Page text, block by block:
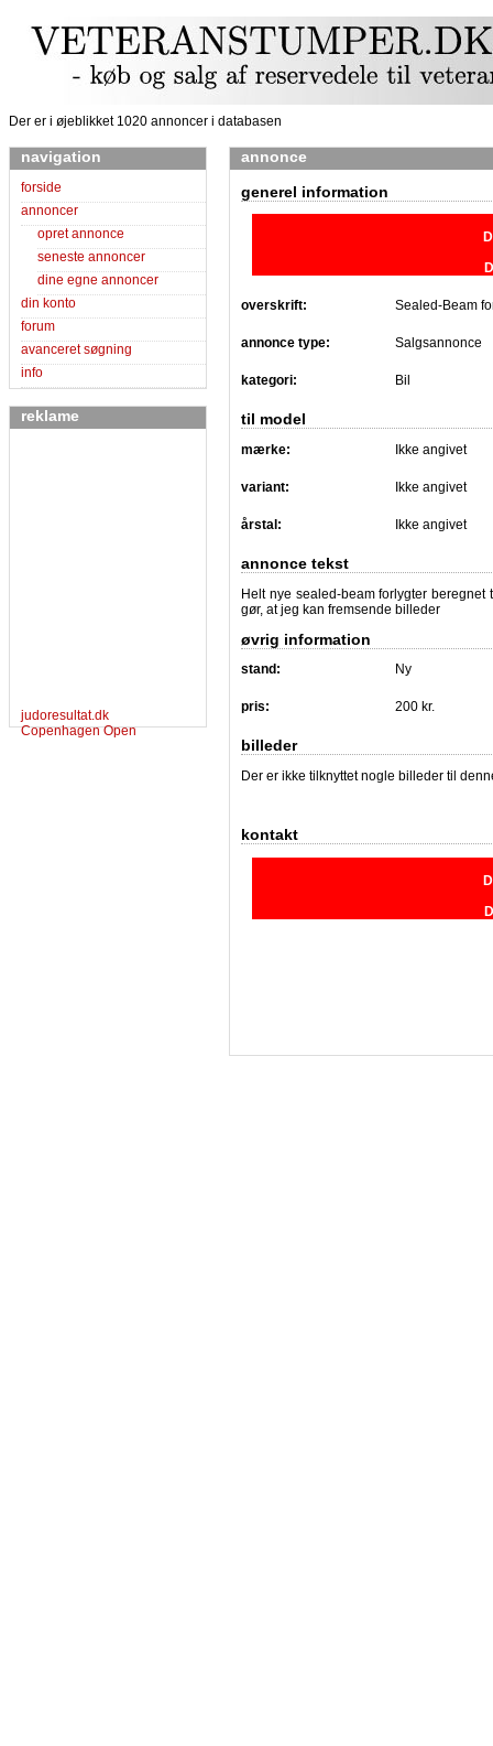
Der er i øjeblikket 1020 annoncer i databasen
navigation
forside
annoncer
opret annonce
seneste annoncer
dine egne annoncer
din konto
forum
avanceret søgning
info
reklame
judoresultat.dk
Copenhagen Open
annonce
generel information
overskrift: Sealed-Beam
annonce type: Salgsannonce
kategori: Bil
til model
mærke: Ikke angivet
variant: Ikke angivet
årstal: Ikke angivet
annonce tekst
Helt nye sealed-beam forlygter
gør, at jeg kan fremsende billeder
øvrig information
stand: Ny
pris: 200 kr.
billeder
Der er ikke tilknyttet nogle billeder til
kontakt